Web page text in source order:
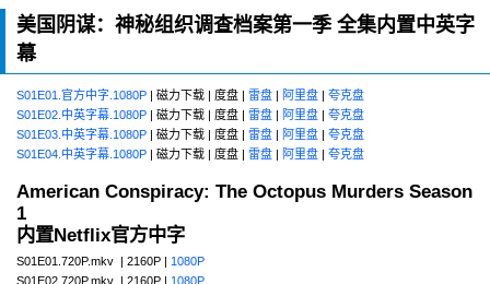
美国阴谋：神秘组织调查档案第一季 全集内置中英字
幕
S01E01.官方中字.1080P | 磁力下载 | 度盘 | 雷盘 | 阿里盘 | 夸克盘
S01E02.中英字幕.1080P | 磁力下载 | 度盘 | 雷盘 | 阿里盘 | 夸克盘
S01E03.中英字幕.1080P | 磁力下载 | 度盘 | 雷盘 | 阿里盘 | 夸克盘
S01E04.中英字幕.1080P | 磁力下载 | 度盘 | 雷盘 | 阿里盘 | 夸克盘
American Conspiracy: The Octopus Murders Season
1
内置Netflix官方中字
S01E01.720P.mkv | 2160P | 1080P
S01E02.720P.mkv | 2160P | 1080P